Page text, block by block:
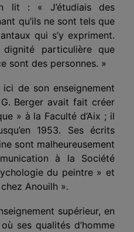
lit : « J’étudiais des
qu’ils ne sont tels que
qui s’y expriment.
particulière que
sont des personnes. »
de son enseignement
Berger avait fait créer
» à la Faculté d’Aix ; il
1953. Ses écrits
sont malheureusement
à la Société
du peintre » et
Anouilh ».
supérieur, en
ses qualités d’homme